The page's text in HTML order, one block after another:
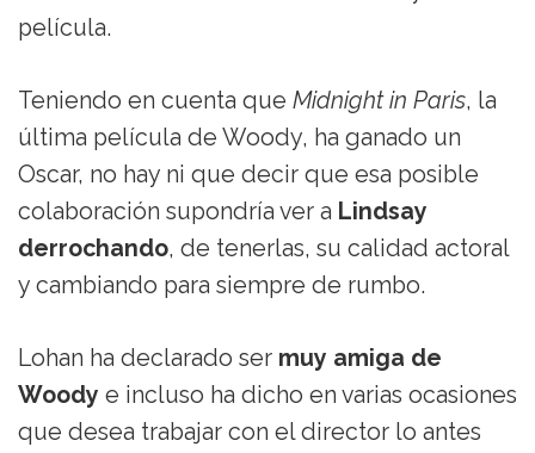
película.
Teniendo en cuenta que Midnight in Paris, la
última película de Woody, ha ganado un
Oscar, no hay ni que decir que esa posible
colaboración supondría ver a Lindsay
derrochando, de tenerlas, su calidad actoral
y cambiando para siempre de rumbo.
Lohan ha declarado ser muy amiga de
Woody e incluso ha dicho en varias ocasiones
que desea trabajar con el director lo antes